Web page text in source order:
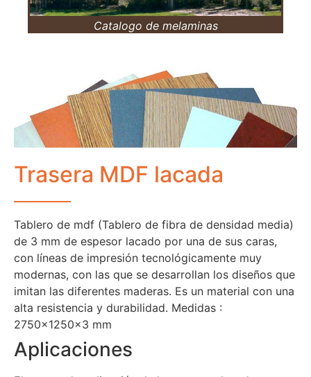
Catalogo de melaminas
Trasera MDF lacada
Tablero de mdf (Tablero de fibra de densidad media)
de 3 mm de espesor lacado por una de sus caras,
con líneas de impresión tecnológicamente muy
modernas, con las que se desarrollan los diseños que
imitan las diferentes maderas. Es un material con una
alta resistencia y durabilidad. Medidas :
2750x1250x3 mm
Aplicaciones